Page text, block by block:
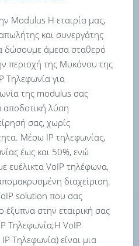
Modulus Η εταιρία μας,
και συνεργάτης
δώσουμε άμεσα σταθερό
περιοχή της Μυκόνου της
Τηλεφωνία για
της modulus σας
αποδοτική λύση
σας, χωρίς
Μέσω IP τηλεφωνίας,
έως και 50%, ενώ
ευέλικτα VoIP τηλέφωνα,
διαχείριση.
solution που σας
έξυπνα στην εταιρική σας
Τηλεφωνία;Η VoIP
Τηλεφωνία) είναι μια